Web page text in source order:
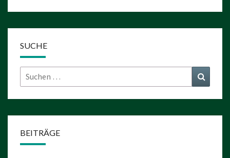
SUCHE
Suchen
nach:
BEITRÄGE